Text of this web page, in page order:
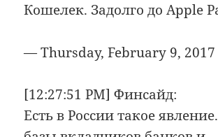
Кошелек. Задолго до Apple
— Thursday, February 9,
[12:27:51 PM] Финсайд:
Есть в России такое